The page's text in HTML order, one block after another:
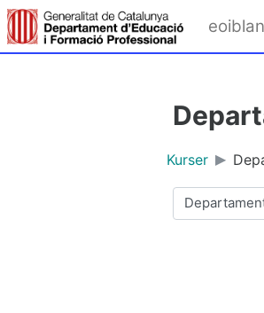
Gå direkt till huvudinnehåll
Kurser